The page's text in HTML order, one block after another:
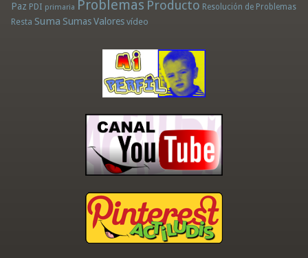
Paz PDI primaria Problemas Producto Resolución de Problemas
Resta Suma Sumas Valores vídeo